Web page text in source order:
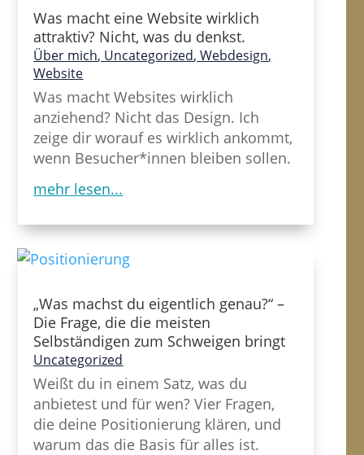
Was macht eine Website wirklich
attraktiv? Nicht, was du denkst.
Über mich, Uncategorized,Webdesign,
Website
Was macht Websites wirklich
anziehend? Nicht das Design. Ich
zeige dir worauf es wirklich ankommt,
wenn Besucher*innen bleiben sollen.
mehr lesen...
„Was machst du eigentlich genau?“ –
Die Frage, die die meisten
Selbständigen zum Schweigen bringt
Uncategorized
Weißt du in einem Satz, was du
anbietest und für wen? Vier Fragen,
die deine Positionierung klären, und
warum das die Basis für alles ist.